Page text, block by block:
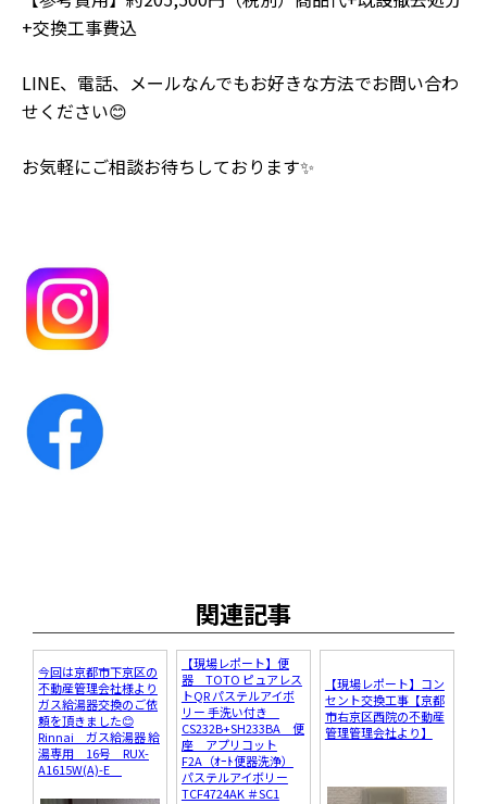
+交換工事費込
LINE、電話、メールなんでもお好きな方法でお問い合わ
せください😊
お気軽にご相談お待ちしております✨
関連記事
今回は京都市下京区の
不動産管理会社様より
ガス給湯器交換のご依
頼を頂きました😊
Rinnai ガス給湯器 給
湯専用 16号 RUX-
A1615W(A)-E
【現場レポート】便
器 TOTO ピュアレス
トQR パステルアイボ
リー 手洗い付き
CS232B+SH233BA 便
座 アプリコット
F2A（ｵｰﾄ便器洗浄）
パステルアイボリー
TCF4724AK ＃SC1
【現場レポート】コン
セント交換工事【京都
市右京区西院の不動産
管理管理会社より】